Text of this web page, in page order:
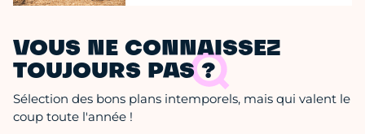
VOUS NE CONNAISSEZ
TOUJOURS PAS ?
Sélection des bons plans intemporels, mais qui valent le
coup toute l'année !